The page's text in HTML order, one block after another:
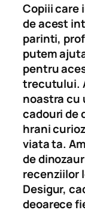
Copiii care
de acest
parinti,
putem
pentru
trecutului.
noastra cu
cadouri de
hrani
viata ta.
de
recenziilor
Desigur,
deoarece